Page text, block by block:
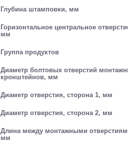
Глубина штамповки, мм
Горизонтальное центральное
мм
Группа продуктов
Диаметр болтовых отверстий
кронштейнов, мм
Диаметр отверстия, сторона 1, мм
Диаметр отверстия, сторона 2, мм
Длина между монтажными
мм